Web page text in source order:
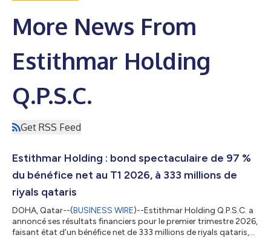
More News From
Estithmar Holding
Q.P.S.C.
Get RSS Feed
Estithmar Holding : bond spectaculaire de 97 %
du bénéfice net au T1 2026, à 333 millions de
riyals qataris
DOHA, Qatar--(BUSINESS WIRE)--Estithmar Holding Q.P.S.C. a
annoncé ses résultats financiers pour le premier trimestre 2026,
faisant état d’un bénéfice net de 333 millions de riyals qataris,